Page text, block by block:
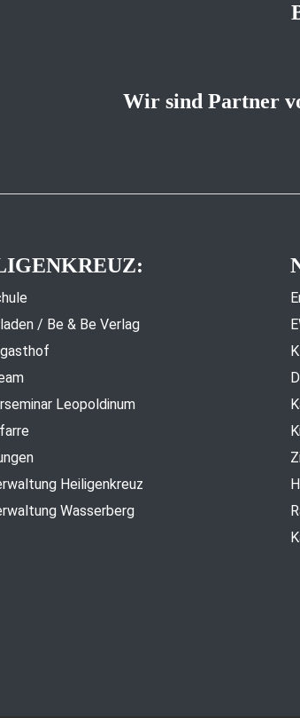
Wir sind Partner
/ Be & Be Verlag
Leopoldinum
Heiligenkreuz
Wasserberg